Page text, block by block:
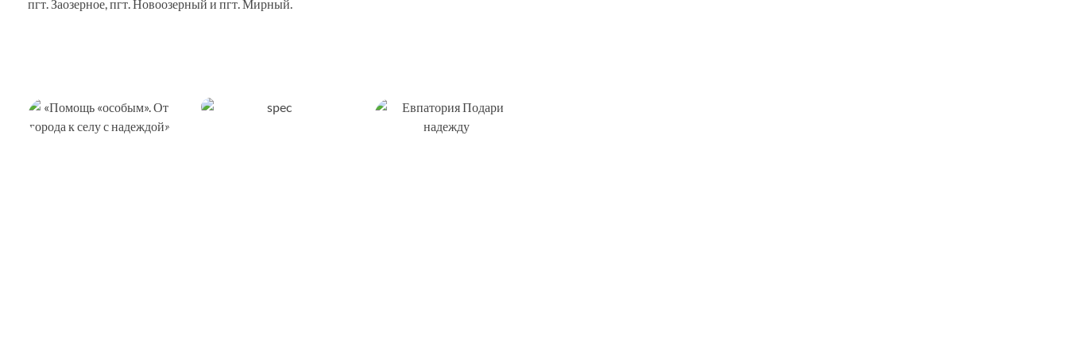
пгт. Заозерное, пгт. Новоозерный и пгт. Мирный.